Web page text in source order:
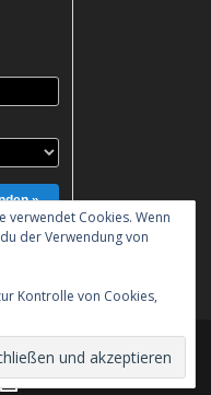
»
von WordPress
verwendet Cookies. Wenn
der Verwendung von
Kontrolle von Cookies,